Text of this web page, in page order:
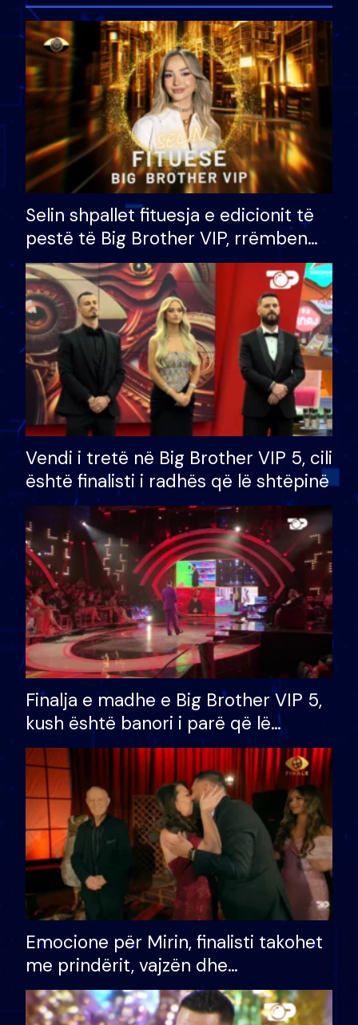
Selin shpallet fituesja e edicionit të
pestë të Big Brother VIP, rrëmben
çmimin e madh prej 100 mijë eurosh
Vendi i tretë në Big Brother VIP 5, cili
është finalisti i radhës që lë shtëpinë
Finalja e madhe e Big Brother VIP 5,
kush është banori i parë që lë
shtëpinë dhe humb mundësinë për
të fituar çmimin e madh
Emocione për Mirin, finalisti takohet
me prindërit, vajzën dhe
bashkëshorten: S’kemi ndonjë letër
divorci apo jo?